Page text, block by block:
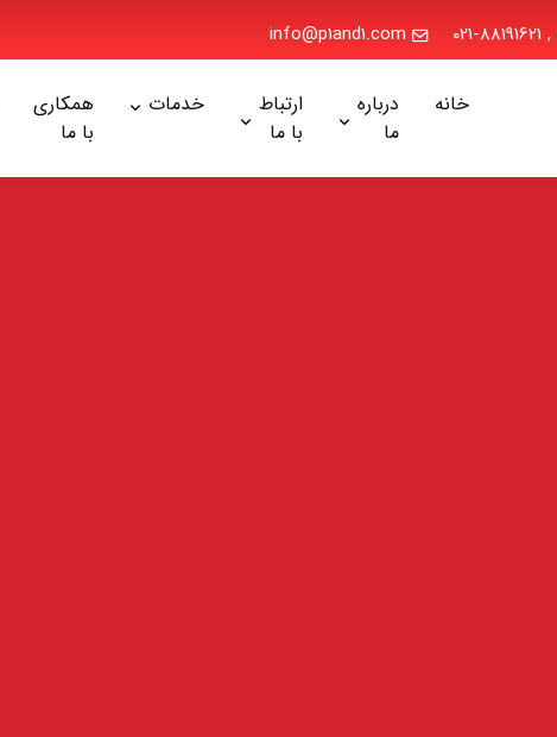
021-88191621
info@p1and1.com
خانه
درباره
ما
ارتباط
با ما
خدمات
همکاری
با ما